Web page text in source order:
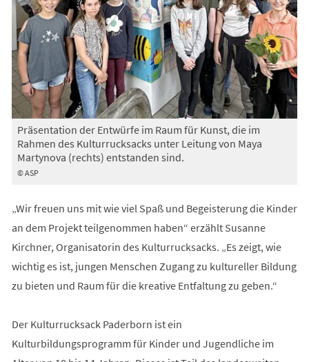
© ASP
Präsentation der Entwürfe im Raum für Kunst, die im
Rahmen des Kulturrucksacks unter Leitung von Maya
Martynova (rechts) entstanden sind.
„Wir freuen uns mit wie viel Spaß und Begeisterung die Kinder
an dem Projekt teilgenommen haben“ erzählt Susanne
Kirchner, Organisatorin des Kulturrucksacks. „Es zeigt, wie
wichtig es ist, jungen Menschen Zugang zu kultureller Bildung
zu bieten und Raum für die kreative Entfaltung zu geben.“
Der Kulturrucksack Paderborn ist ein
Kulturbildungsprogramm für Kinder und Jugendliche im